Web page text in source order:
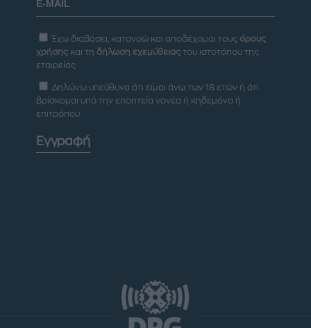
Έχω διαβάσει, κατανοώ και αποδέχομαι τους όρους
χρήσης και τη δήλωση εχεμύθειας του ιστοτόπου της
εταιρείας
Δηλώνω υπεύθυνα ότι είμαι άνω των 18 ετών ή ότι
βρίσκομαι υπό την εποπτεία γονέα ή κηδεμόνα ή
επιτρόπου
Εγγραφή